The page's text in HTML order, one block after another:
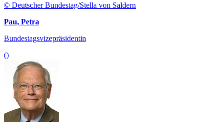
© Deutscher Bundestag/Stella von Saldern
Pau, Petra
Bundestagsvizepräsidentin
()